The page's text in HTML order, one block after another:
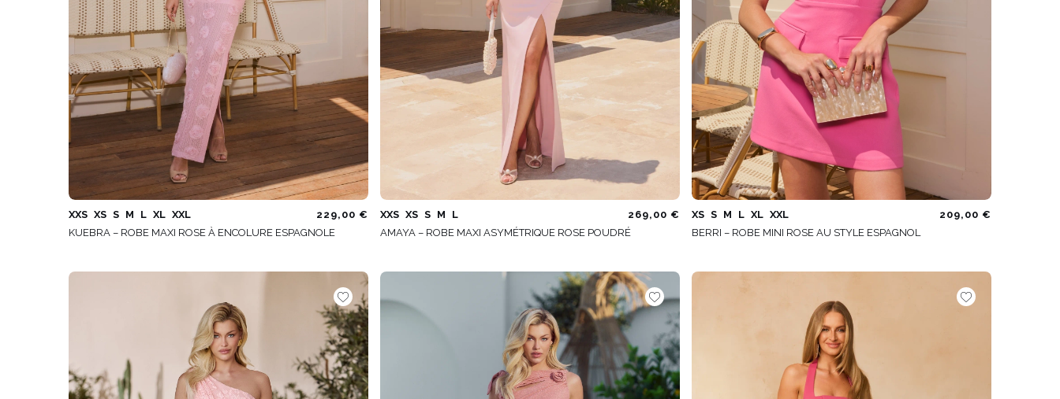
AUTOMNE
HIVER
AVEC DES MANCHES
SUR LES BRETELLES
SANS BRETELLES
NOUVEAUTÉS
XXS XS S M L XL XXL
229,00 €
KUEBRA – ROBE MAXI ROSE À ENCOLURE ESPAGNOLE
XXS XS S M L
269,00 €
AMAYA – ROBE MAXI ASYMÉTRIQUE ROSE POUDRÉ
XS S M L XL XXL
209,00 €
BERRI – ROBE MINI ROSE AU STYLE ESPAGNOL